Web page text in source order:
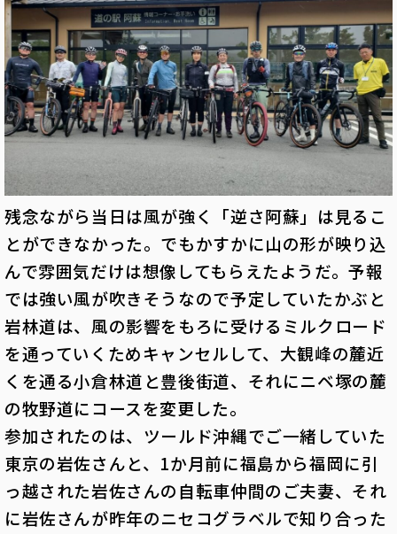
残念ながら当日は風が強く「逆さ阿蘇」は見るこ
とができなかった。でもかすかに山の形が映り込
んで雰囲気だけは想像してもらえたようだ。予報
では強い風が吹きそうなので予定していたかぶと
岩林道は、風の影響をもろに受けるミルクロード
を通っていくためキャンセルして、大観峰の麓近
くを通る小倉林道と豊後街道、それにニベ塚の麓
の牧野道にコースを変更した。
参加されたのは、ツールド沖縄でご一緒していた
東京の岩佐さんと、1か月前に福島から福岡に引
っ越された岩佐さんの自転車仲間のご夫妻、それ
に岩佐さんが昨年のニセコグラベルで知り合った